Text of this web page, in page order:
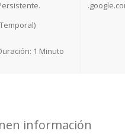
1 Minuto
información